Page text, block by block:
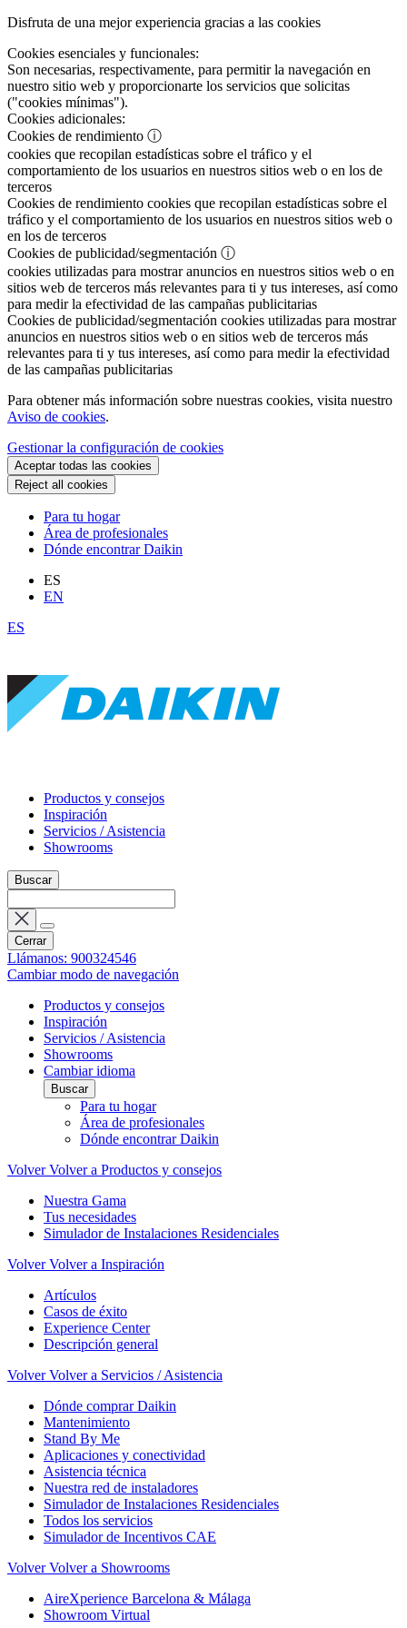
Disfruta de una mejor experiencia gracias a las cookies
Cookies esenciales y funcionales:
Son necesarias, respectivamente, para permitir la navegación en
nuestro sitio web y proporcionarte los servicios que solicitas
("cookies mínimas").
Cookies adicionales:
Cookies de rendimiento ⓘ
cookies que recopilan estadísticas sobre el tráfico y el
comportamiento de los usuarios en nuestros sitios web o en los de
terceros
Cookies de rendimiento cookies que recopilan estadísticas sobre el
tráfico y el comportamiento de los usuarios en nuestros sitios web o
en los de terceros
Cookies de publicidad/segmentación ⓘ
cookies utilizadas para mostrar anuncios en nuestros sitios web o en
sitios web de terceros más relevantes para ti y tus intereses, así como
para medir la efectividad de las campañas publicitarias
Cookies de publicidad/segmentación cookies utilizadas para mostrar
anuncios en nuestros sitios web o en sitios web de terceros más
relevantes para ti y tus intereses, así como para medir la efectividad
de las campañas publicitarias
Para obtener más información sobre nuestras cookies, visita nuestro
Aviso de cookies.
Gestionar la configuración de cookies
Aceptar todas las cookies
Reject all cookies
Para tu hogar
Área de profesionales
Dónde encontrar Daikin
ES
EN
ES
Productos y consejos
Inspiración
Servicios / Asistencia
Showrooms
Buscar
Cerrar
Llámanos: 900324546
Cambiar modo de navegación
Productos y consejos
Inspiración
Servicios / Asistencia
Showrooms
Cambiar idioma
Buscar
Para tu hogar
Área de profesionales
Dónde encontrar Daikin
Volver Volver a Productos y consejos
Nuestra Gama
Tus necesidades
Simulador de Instalaciones Residenciales
Volver Volver a Inspiración
Artículos
Casos de éxito
Experience Center
Descripción general
Volver Volver a Servicios / Asistencia
Dónde comprar Daikin
Mantenimiento
Stand By Me
Aplicaciones y conectividad
Asistencia técnica
Nuestra red de instaladores
Simulador de Instalaciones Residenciales
Todos los servicios
Simulador de Incentivos CAE
Volver Volver a Showrooms
AireXperience Barcelona & Málaga
Showroom Virtual